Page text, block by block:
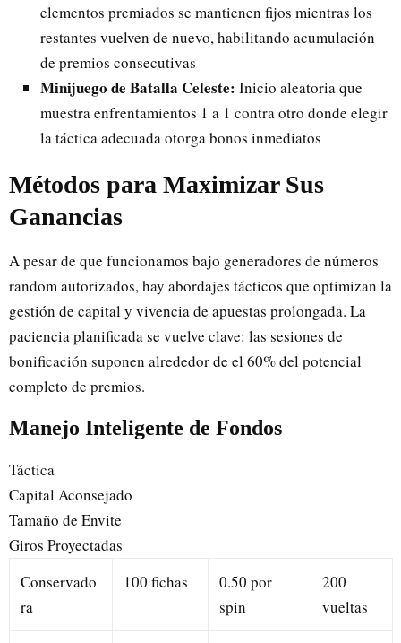
elementos premiados se mantienen fijos mientras los
restantes vuelven de nuevo, habilitando acumulación
de premios consecutivas
Minijuego de Batalla Celeste: Inicio aleatoria que
muestra enfrentamientos 1 a 1 contra otro donde elegir
la táctica adecuada otorga bonos inmediatos
Métodos para Maximizar Sus
Ganancias
A pesar de que funcionamos bajo generadores de números
random autorizados, hay abordajes tácticos que optimizan la
gestión de capital y vivencia de apuestas prolongada. La
paciencia planificada se vuelve clave: las sesiones de
bonificación suponen alrededor de el 60% del potencial
completo de premios.
Manejo Inteligente de Fondos
Táctica
Capital Aconsejado
Tamaño de Envite
Giros Proyectadas
Conservado
ra
100 fichas
0.50 por
spin
200
vueltas